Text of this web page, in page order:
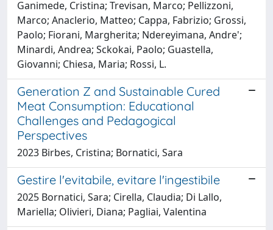
Ganimede, Cristina; Trevisan, Marco; Pellizzoni,
Marco; Anaclerio, Matteo; Cappa, Fabrizio; Grossi,
Paolo; Fiorani, Margherita; Ndereyimana, Andre';
Minardi, Andrea; Sckokai, Paolo; Guastella,
Giovanni; Chiesa, Maria; Rossi, L.
Generation Z and Sustainable Cured
Meat Consumption: Educational
Challenges and Pedagogical
Perspectives
2023 Birbes, Cristina; Bornatici, Sara
Gestire l'evitabile, evitare l'ingestibile
2025 Bornatici, Sara; Cirella, Claudia; Di Lallo,
Mariella; Olivieri, Diana; Pagliai, Valentina